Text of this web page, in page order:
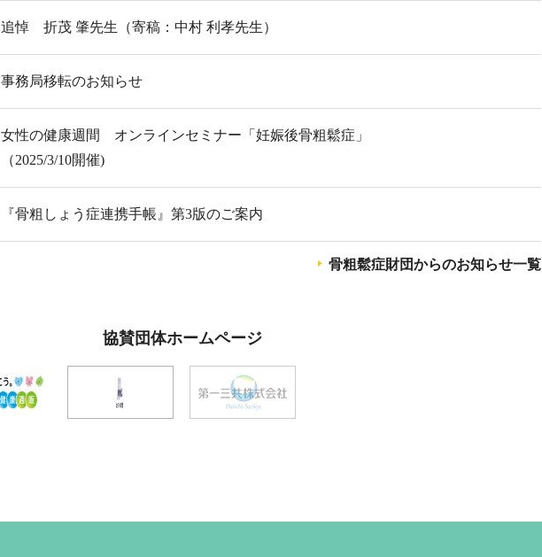
追悼 折茂 肇先生（寄稿：中村 利孝先生）
事務局移転のお知らせ
女性の健康週間 オンラインセミナー「妊娠後骨粗鬆症」
（2025/3/10開催)
『骨粗しょう症連携手帳』第3版のご案内
骨粗鬆症財団からのお知らせ一覧
協賛団体ホームページ